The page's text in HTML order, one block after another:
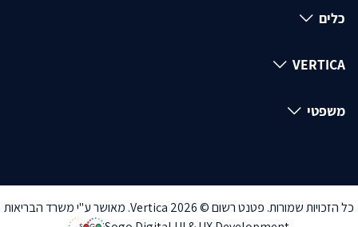
כלים
VERTICA
משפטי
כל הזכויות שמורות. פטנט רשום © Vertica 2026. מאושר ע"י משרד הבריאות